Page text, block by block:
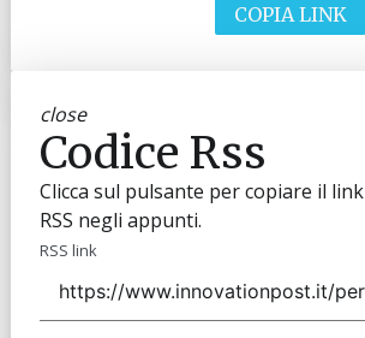
COPIA LINK
close
Codice Rss
Clicca sul pulsante per copiare il link
RSS negli appunti.
RSS link